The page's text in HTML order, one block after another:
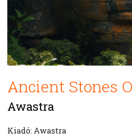
Ancient Stones
Awastra
Kiadó: Awastra